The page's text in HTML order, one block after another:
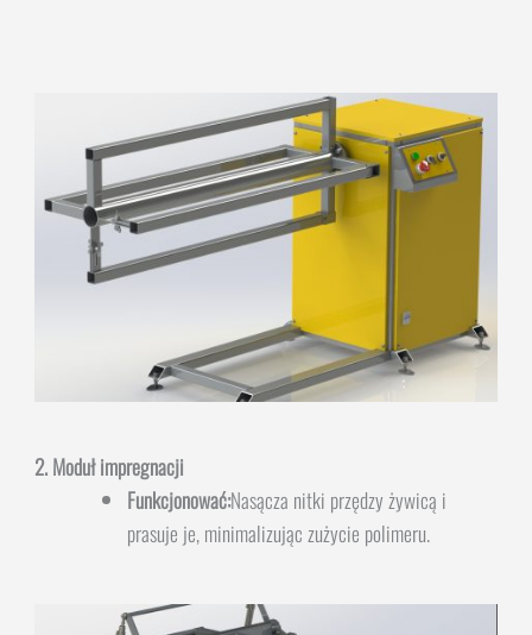
2. Moduł impregnacji
Funkcjonować:Nasącza nitki przędzy żywicą i
prasuje je, minimalizując zużycie polimeru.